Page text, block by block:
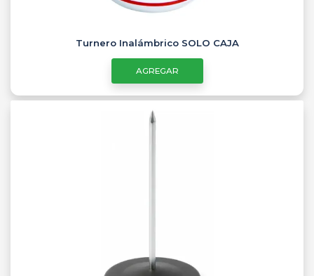
Turnero Inalámbrico SOLO CAJA
AGREGAR